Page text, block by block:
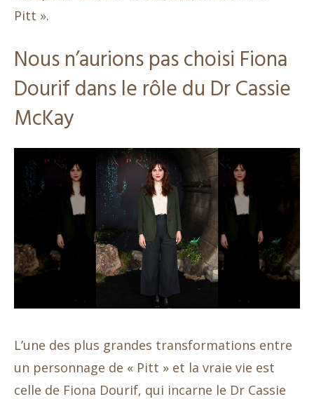
Pitt ».
Nous n’aurions pas choisi Fiona
Dourif dans le rôle du Dr Cassie
McKay
L’une des plus grandes transformations entre
un personnage de « Pitt » et la vraie vie est
celle de Fiona Dourif, qui incarne le Dr Cassie